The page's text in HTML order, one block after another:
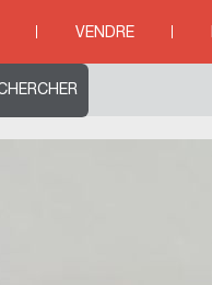
VENDRE